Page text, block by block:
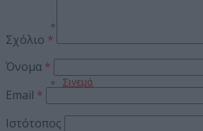
Σινεμά
Σχόλιο *
Όνομα *
Email *
Ιστότοπος